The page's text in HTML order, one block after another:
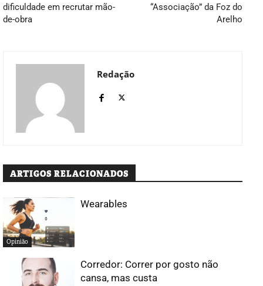
dificuldade em recrutar mão-
de-obra
“Associação” da Foz do
Arelho
Redação
ARTIGOS RELACIONADOS
Opinião
Wearables
Corredor: Correr por gosto não
cansa, mas custa